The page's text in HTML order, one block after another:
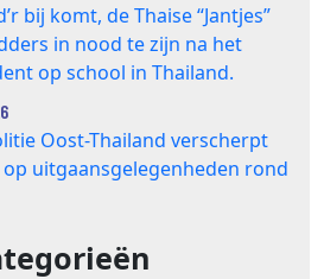
bij komt, de Thaise “Jantjes”
in nood te zijn na het
op school in Thailand.
Oost-Thailand verscherpt
uitgaansgelegenheden rond